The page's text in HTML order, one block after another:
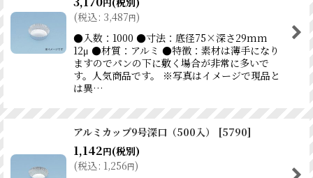
円
(税込: 3,487円)
●入数：1000 ●寸法：底径75×深さ29mm
12μ ●材質：アルミ ●特徴：素材は薄手になり
ますのでパンの下に敷く場合が非常に多いで
す。人気商品です。 ※写真はイメージで現品と
は異…
アルミカップ9号深口（500入） [5790]
1,142円(税別)
(税込: 1,256円)